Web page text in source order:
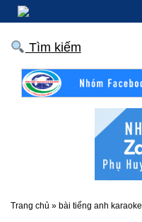
Tìm kiếm
Trang chủ » bài tiếng anh karaoke